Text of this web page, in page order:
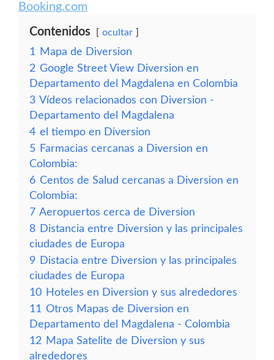
Booking.com
Contenidos ocultar
1
Mapa de Diversion
2 Google Street View Diversion en
Departamento del Magdalena en Colombia
3 Vídeos relacionados con Diversion -
Departamento del Magdalena
4 el tiempo en Diversion
5 Farmacias cercanas a Diversion en
Colombia:
6 Centos de Salud cercanas a Diversion en
Colombia:
7 Aeropuertos cerca de Diversion
8 Distancia entre Diversion y las principales
ciudades de Europa
9 Distacia entre Diversion y las principales
ciudades de Europa
10 Hoteles en Diversion y sus alrededores
11 Otros Mapas de Diversion en
Departamento del Magdalena - Colombia
12 Mapa Satelite de Diversion y sus
alrededores